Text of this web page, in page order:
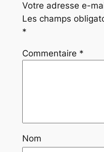
Votre adresse e-
Les champs
*
Commentaire *
Nom